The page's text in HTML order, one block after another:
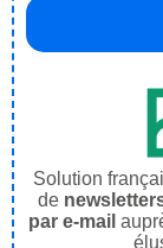
Solution
de
par e-mail